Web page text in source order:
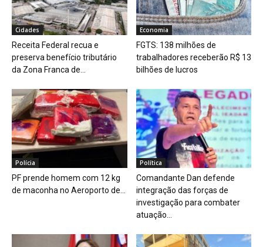
Cidades
Receita Federal recua e
preserva benefício tributário
da Zona Franca de...
Economia
FGTS: 138 milhões de
trabalhadores receberão R$ 13
bilhões de lucros
Polícia
PF prende homem com 12 kg
de maconha no Aeroporto de...
Política
Comandante Dan defende
integração das forças de
investigação para combater
atuação...